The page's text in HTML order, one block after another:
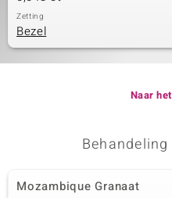
Zetting
Bezel
Naar
Mozambique Granaat